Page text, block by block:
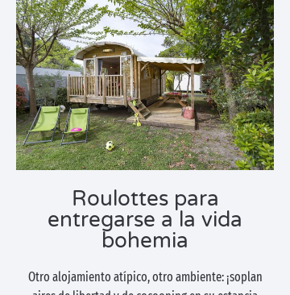
Roulottes para
entregarse a la vida
bohemia
Otro alojamiento atípico, otro ambiente: ¡soplan